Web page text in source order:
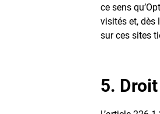
ce sens
visités et, dès
sur ces sites
5. Droit